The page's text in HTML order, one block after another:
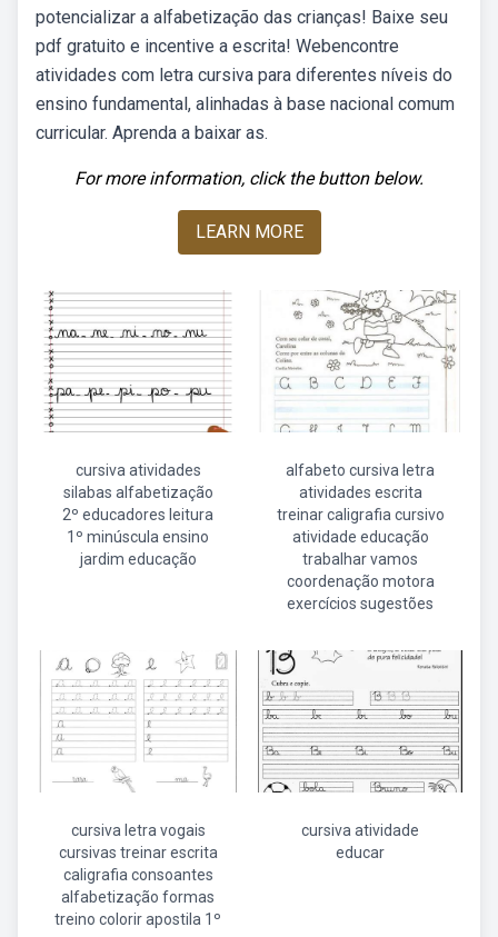
potencializar a alfabetização das crianças! Baixe seu
pdf gratuito e incentive a escrita! Webencontre
atividades com letra cursiva para diferentes níveis do
ensino fundamental, alinhadas à base nacional comum
curricular. Aprenda a baixar as.
For more information, click the button below.
LEARN MORE
cursiva atividades
silabas alfabetização
2º educadores leitura
1º minúscula ensino
jardim educação
alfabeto cursiva letra
atividades escrita
treinar caligrafia cursivo
atividade educação
trabalhar vamos
coordenação motora
exercícios sugestões
cursiva letra vogais
cursivas treinar escrita
caligrafia consoantes
alfabetização formas
treino colorir apostila 1º
cursiva atividade
educar